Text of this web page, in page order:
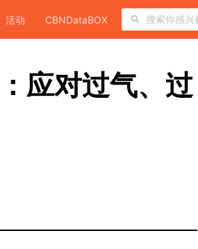
活动 CBNDataBOX
应对过气、过